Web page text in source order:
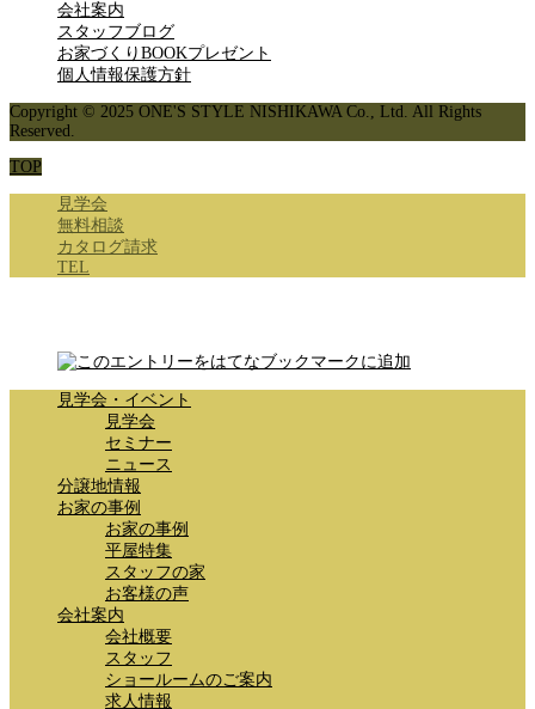
会社案内
スタッフブログ
お家づくりBOOKプレゼント
個人情報保護方針
Copyright © 2025 ONE'S STYLE NISHIKAWA Co., Ltd. All Rights
Reserved.
TOP
見学会
無料相談
カタログ請求
TEL
見学会・イベント
見学会
セミナー
ニュース
分譲地情報
お家の事例
お家の事例
平屋特集
スタッフの家
お客様の声
会社案内
会社概要
スタッフ
ショールームのご案内
求人情報